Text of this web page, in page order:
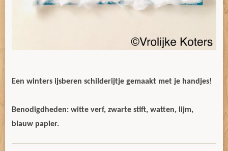
Een winters ijsberen schilderijtje gemaakt met je handjes!
Benodigdheden: witte verf, zwarte stift, watten, lijm,
blauw papier.